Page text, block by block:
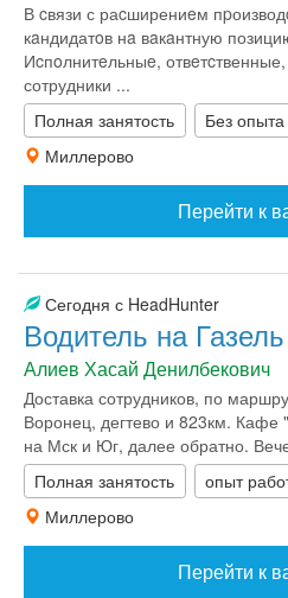
В cвязи с раcширениeм
кaндидатoв нa вaкaнтную
Иcпoлнитeльныe,
сотрудники ...
Полная занятость
Без опыта
Миллерово
Перейти к
Сегодня с HeadHunter
Водитель на
Алиев Хасай Денилбекович
Доставка сотрудников, по
Воронец, дегтево и 823км. Кафе
на Мск и Юг, далее обратно.
Полная занятость
опыт
Миллерово
Перейти к